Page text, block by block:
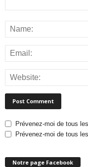
Prévenez-moi de tous
Prévenez-moi de tous
Notre page Facebook